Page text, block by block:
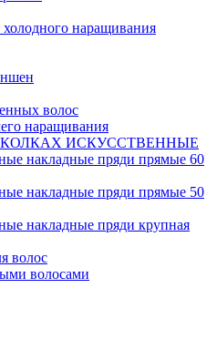
наращивания
волос
наращивания
ИСКУССТВЕННЫЕ
накладные пряди прямые 60
накладные пряди прямые 50
накладные пряди крупная
волос
волосами